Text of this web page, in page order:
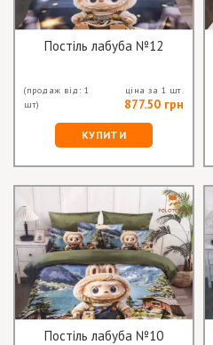
Постіль лабуба №12
(продаж від: 1
шт)
ціна за 1 шт.
877.50 грн
КУПИТИ
Постіль лабуба №10